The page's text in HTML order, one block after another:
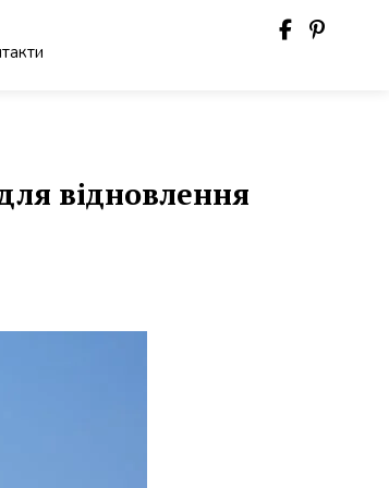
відновлення